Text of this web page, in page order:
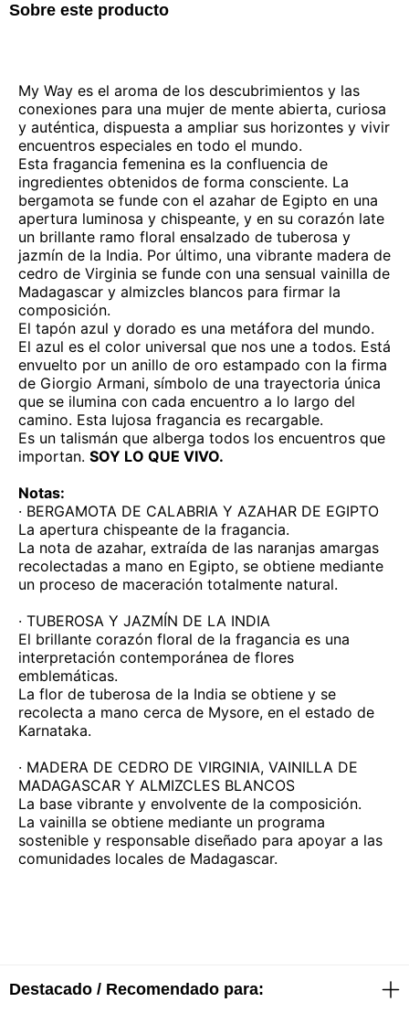
Sobre este producto
My Way es el aroma de los descubrimientos y las
conexiones para una mujer de mente abierta, curiosa
y auténtica, dispuesta a ampliar sus horizontes y vivir
encuentros especiales en todo el mundo.
Esta fragancia femenina es la confluencia de
ingredientes obtenidos de forma consciente. La
bergamota se funde con el azahar de Egipto en una
apertura luminosa y chispeante, y en su corazón late
un brillante ramo floral ensalzado de tuberosa y
jazmín de la India. Por último, una vibrante madera de
cedro de Virginia se funde con una sensual vainilla de
Madagascar y almizcles blancos para firmar la
composición.
El tapón azul y dorado es una metáfora del mundo.
El azul es el color universal que nos une a todos. Está
envuelto por un anillo de oro estampado con la firma
de Giorgio Armani, símbolo de una trayectoria única
que se ilumina con cada encuentro a lo largo del
camino. Esta lujosa fragancia es recargable.
Es un talismán que alberga todos los encuentros que
importan. SOY LO QUE VIVO.
Notas:
· BERGAMOTA DE CALABRIA Y AZAHAR DE EGIPTO
La apertura chispeante de la fragancia.
La nota de azahar, extraída de las naranjas amargas
recolectadas a mano en Egipto, se obtiene mediante
un proceso de maceración totalmente natural.
· TUBEROSA Y JAZMÍN DE LA INDIA
El brillante corazón floral de la fragancia es una
interpretación contemporánea de flores
emblemáticas.
La flor de tuberosa de la India se obtiene y se
recolecta a mano cerca de Mysore, en el estado de
Karnataka.
· MADERA DE CEDRO DE VIRGINIA, VAINILLA DE
MADAGASCAR Y ALMIZCLES BLANCOS
La base vibrante y envolvente de la composición.
La vainilla se obtiene mediante un programa
sostenible y responsable diseñado para apoyar a las
comunidades locales de Madagascar.
Destacado / Recomendado para: